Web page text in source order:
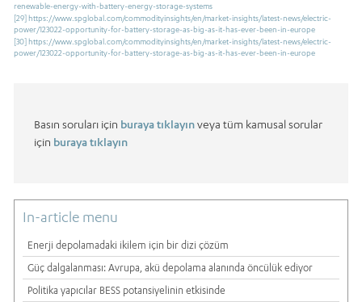
renewable-energy-with-battery-energy-storage-systems
[29] https://www.spglobal.com/commodityinsights/en/market-insights/latest-news/electric-
power/123022-opportunity-for-battery-storage-as-big-as-it-has-ever-been-in-europe
[30] https://www.spglobal.com/commodityinsights/en/market-insights/latest-news/electric-
power/123022-opportunity-for-battery-storage-as-big-as-it-has-ever-been-in-europe
Basın soruları için buraya tıklayınveya tüm kamusal sorular
için buraya tıklayın
In-article menu
Enerji depolamadaki ikilem için bir dizi çözüm
Güç dalgalanması: Avrupa, akü depolama alanında öncülük ediyor
Politika yapıcılar BESS potansiyelinin etkisinde